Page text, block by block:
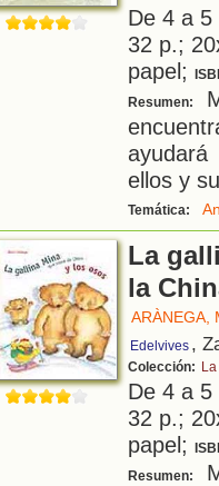
De 4 a
32 p.;
papel;
Resumen:
ellos y
Temática:
La
la
ARÀNEGA,
Edelvives ,
Colección:
De 4 a
32 p.;
papel;
Resumen: